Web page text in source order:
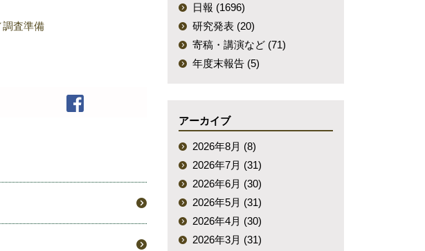
調査準備
日報 (1696)
研究発表 (20)
寄稿・講演など (71)
年度末報告 (5)
アーカイブ
2026年8月 (8)
2026年7月 (31)
2026年6月 (30)
2026年5月 (31)
2026年4月 (30)
2026年3月 (31)